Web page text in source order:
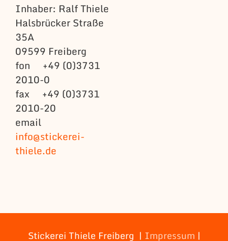
Inhaber: Ralf Thiele
Halsbrücker Straße
35A
09599 Freiberg
fon +49 (0)3731
2010-0
fax +49 (0)3731
2010-20
email
info@stickerei-
thiele.de
Stickerei Thiele Freiberg | Impressum |